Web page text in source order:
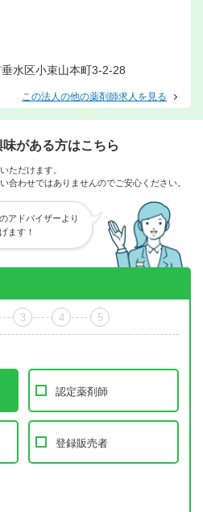
水区小束山本町3-2-28
この法人の他の薬剤師求人を見る
がある方はこちら
ただけます。
合わせではありませんのでご安心ください。
アドバイザーより
ます！
3 4 5
認定薬剤師
登録販売者